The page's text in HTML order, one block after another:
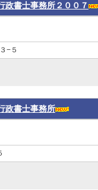
政書士事務所２００７
−５
政書士事務所